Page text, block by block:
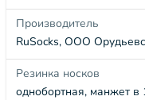
Производитель
RuSocks, ООО
Резинка носков
однобортная, манжет в